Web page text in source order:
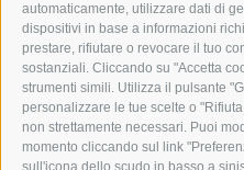
automaticamente, utilizzare dati di
dispositivi in base a informazioni
prestare, rifiutare o revocare il tuo
sostanziali. Cliccando su "Accetta
strumenti simili. Utilizza il pulsante
personalizzare le tue scelte o
non strettamente necessari. Puoi
momento cliccando sul link
sull'icona dello scudo in basso a
SERVICE
EVENTI
ANNUNCI
LINK UTILI
METEO
WEBCAM